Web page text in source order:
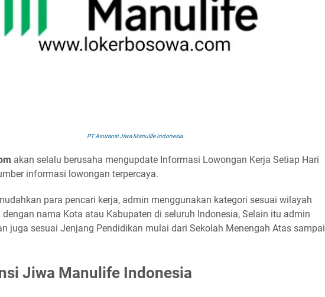
PT Asuransi Jiwa Manulife Indonesia
akan selalu berusaha mengupdate Informasi Lowongan Kerja Setiap Hari
informasi lowongan terpercaya.
para pencari kerja, admin menggunakan kategori sesuai wilayah
nama Kota atau Kabupaten di seluruh Indonesia, Selain itu admin
juga sesuai Jenjang Pendidikan mulai dari Sekolah Menengah Atas sampai
Jiwa Manulife Indonesia